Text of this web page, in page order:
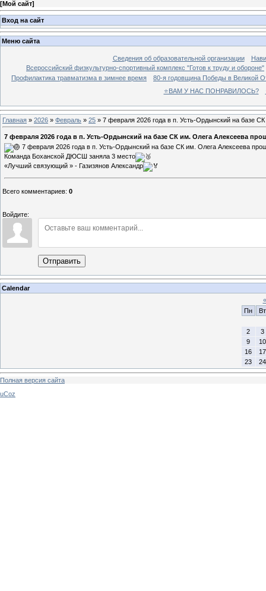
[Мой сайт]
Вход на сайт
Меню сайта
Сведения об образовательной организации
Всероссийский физкультурно-спортивный комплекс "Готов к труду и обороне"
Профилактика травматизма в зимнее время
80-я годовщина Победы в Великой
⭐ВАМ У НАС ПОНРАВИЛОСЬ?
Главная » 2026 » Февраль » 25 » 7 февраля 2026 года в п. Усть-Ордынский на базе
7 февраля 2026 года в п. Усть-Ордынский на базе СК им. Олега Алексеева
7 февраля 2026 года в п. Усть-Ордынский на базе СК им. Олега Алексеева
Команда Боханской ДЮСШ заняла 3 место
«Лучший связующий » - Газизянов Александр
Всего комментариев: 0
Войдите:
Отправить
Calendar
«
Пн
Вт
2
3
9
10
16
17
23
24
Полная версия сайта
uCoz